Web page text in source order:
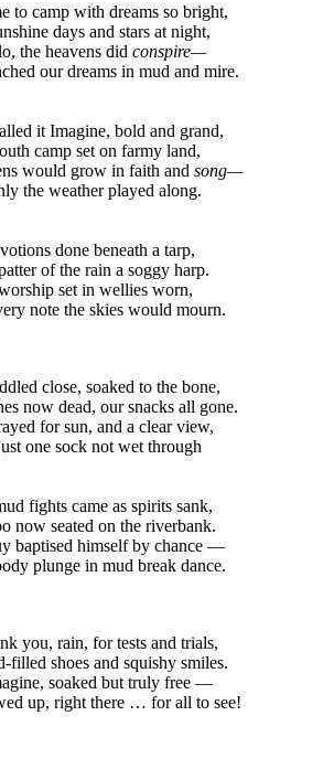
to camp with dreams so bright,
days and stars at night,
the heavens did conspire—
our dreams in mud and mire.
it Imagine, bold and grand,
camp set on farmy land,
would grow in faith and song—
the weather played along.
done beneath a tarp,
of the rain a soggy harp.
set in wellies worn,
note the skies would mourn.
close, soaked to the bone,
now dead, our snacks all gone.
for sun, and a clear view,
one sock not wet through
fights came as spirits sank,
now seated on the riverbank.
baptised himself by chance —
plunge in mud break dance.
you, rain, for tests and trials,
filled shoes and squishy smiles.
soaked but truly free —
up, right there … for all to see!